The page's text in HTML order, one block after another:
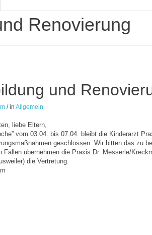
Renovierung
und
/ in Allgemein
liebe Eltern,
vom 03.04. bis 07.04. bleibt die Kinderarzt
geschlossen. Wir bitten das zu
Fällen übernehmen die Praxis Dr. Messerle/
die Vertretung.